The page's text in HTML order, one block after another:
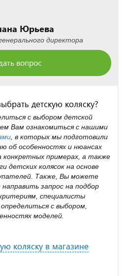
Юрьева
директора
вопрос
детскую коляску?
с выбором детской
Вам ознакомиться с нашими
, в которых мы подготовили
об особенностях и нюансах
конкретных примерах, а также
детских колясок на основе
Также, Вы можете
запрос на подбор
специалисты
с выбором,
моделей.
коляску в магазине